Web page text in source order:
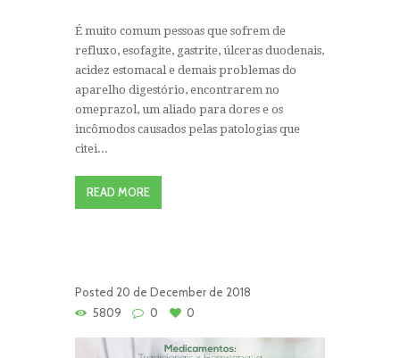
É muito comum pessoas que sofrem de
refluxo, esofagite, gastrite, úlceras duodenais,
acidez estomacal e demais problemas do
aparelho digestório, encontrarem no
omeprazol, um aliado para dores e os
incômodos causados pelas patologias que
citei...
READ MORE
Posted 20 de December de 2018
5809
0 0